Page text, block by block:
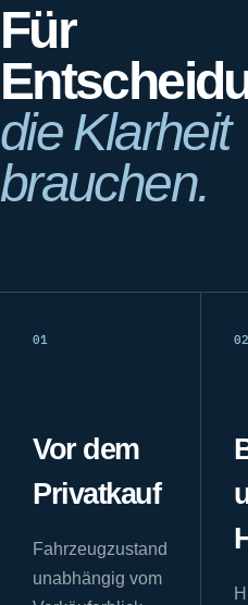
Für
die Klarheit
brauchen.
01
Vor dem
Privatkauf
Fahrzeugzustand
unabhängig vom
02